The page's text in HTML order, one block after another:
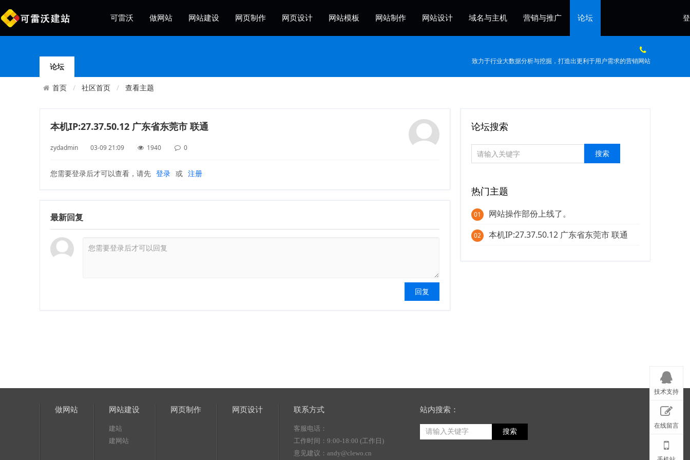
可雷沃 做网站 网站建设 网页制作 网页设计 网站模板 网站制作 网站设计 域名与主机 营销与推广 论坛
论坛
致力于行业大数据分析与挖掘，打造出更利于用户需求的营销网站
首页 社区首页 查看主题
本机IP:27.37.50.12 广东省东莞市 联通
zydadmin 03-09 21:09 1940 0
您需要登录后才可以查看，请先 登录 或 注册
最新回复
论坛搜索
热门主题
01 网站操作部份上线了。
02 本机IP:27.37.50.12 广东省东莞市 联通
做网站 网站建设
建站
建网站
网页制作 网页设计 联系方式
客服电话：
工作时间：9:00-18:00 (工作日)
意见建议：andy@clewo.cn
站内搜索：
搜索
技术支持
在线留言